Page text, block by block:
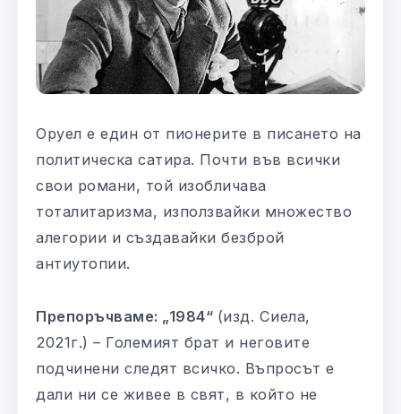
Оруел е един от пионерите в писането на
политическа сатира. Почти във всички
свои романи, той изобличава
тоталитаризма, използвайки множество
алегории и създавайки безброй
антиутопии.
Препоръчваме: „1984“ (изд. Сиела,
2021г.) – Големият брат и неговите
подчинени следят всичко. Въпросът е
дали ни се живее в свят, в който не